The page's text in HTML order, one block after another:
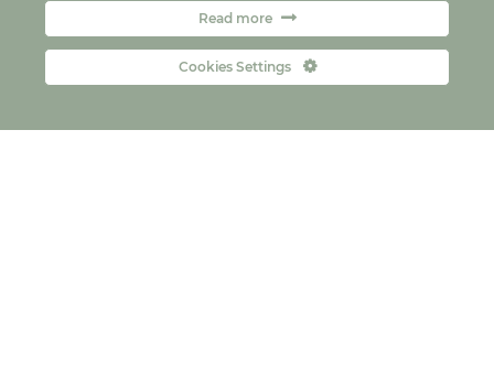
Контакт
Read more
Cookies Settings